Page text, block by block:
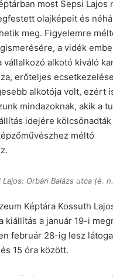
most Sepsi Lajos
olajképeit és
meg. Figyelemre
a vidék
vállalkozó alkotó kiváló
erőteljes
alkotója volt, ezért
mindazoknak, akik a
idejére kölcsönadták
méltó
Lajos: Orbán Balázs utca (é.
Képtára Kossuth
kiállítás a január 19-i
február 28-ig lesz
15 óra között.